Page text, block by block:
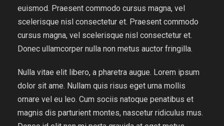
euismod. Praesent commodo cursus magna, vel
scelerisque nisl consectetur et. Praesent commodo
cursus magna, vel scelerisque nisl consectetur et.
Donec ullamcorper nulla non metus auctor fringilla.
Nulla vitae elit libero, a pharetra augue. Lorem ipsum
dolor sit ame. Nullam quis risus eget urna mollis
ornare vel eu leo. Cum sociis natoque penatibus et
magnis dis parturient montes, nascetur ridiculus mus.